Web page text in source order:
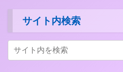
サイト内検索